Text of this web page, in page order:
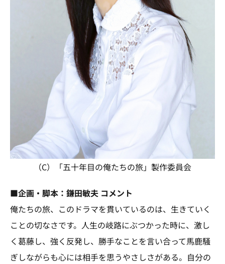
（C）「五十年目の俺たちの旅」製作委員会
■企画・脚本：鎌田敏夫 コメント
俺たちの旅、このドラマを貫いているのは、生きていく
ことの切なさです。人生の岐路にぶつかった時に、激し
く葛藤し、強く反発し、勝手なことを言い合って馬鹿騒
ぎしながらも心には相手を思うやさしさがある。自分の